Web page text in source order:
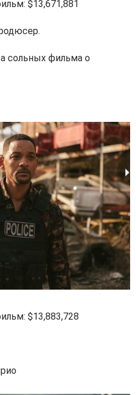
$13,671,881
сольных фильма о
$13,883,728